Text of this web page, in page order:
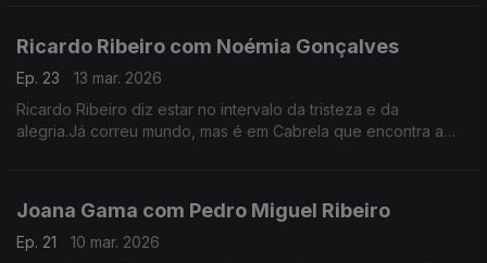
Ricardo Ribeiro com Noémia Gonçalves
Ep. 23
13 mar. 2026
Ricardo Ribeiro diz estar no intervalo da tristeza e da
alegria.Já correu mundo, mas é em Cabrela que encontra a
Joana Gama com Pedro Miguel Ribeiro
Ep. 21
10 mar. 2026